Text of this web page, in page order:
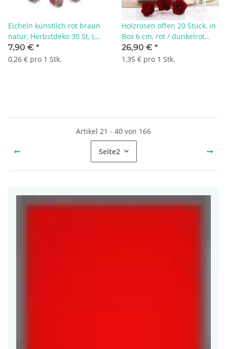
Eicheln künstlich rot braun
natur, Herbstdeko 30 St, L
3,3 cm, mit echtem
Eichelboden
7,90 € *
0,26 € pro 1 Stk.
Holzrosen offen 20 Stück, in
Box 6 cm, rot / dunkelrot
premium Qualität
26,90 € *
1,35 € pro 1 Stk.
Artikel 21 - 40 von 166
Seite2